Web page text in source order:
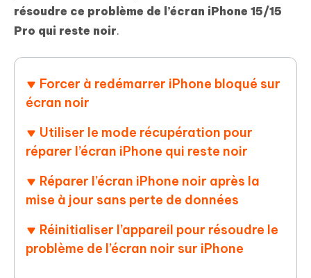
résoudre ce problème de l’écran iPhone 15/15
Pro qui reste noir.
Forcer à redémarrer iPhone bloqué sur
écran noir
Utiliser le mode récupération pour
réparer l’écran iPhone qui reste noir
Réparer l’écran iPhone noir après la
mise à jour sans perte de données
Réinitialiser l’appareil pour résoudre le
problème de l’écran noir sur iPhone